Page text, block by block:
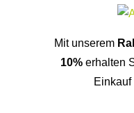
Mit unserem
10%erhalten
Einkauf